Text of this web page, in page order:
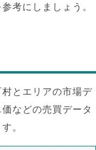
考にしましょう。
とエリアの市場デ
などの売買データ
。